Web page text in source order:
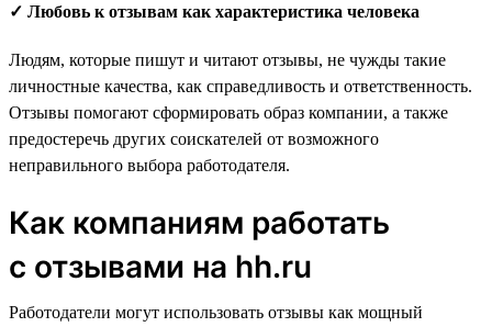
✓ Любовь к отзывам как характеристика человека
Людям, которые пишут и читают отзывы, не чужды такие
личностные качества, как справедливость и ответственность.
Отзывы помогают сформировать образ компании, а также
предостеречь других соискателей от возможного
неправильного выбора работодателя.
Как компаниям работать
с отзывами на hh.ru
Работодатели могут использовать отзывы как мощный